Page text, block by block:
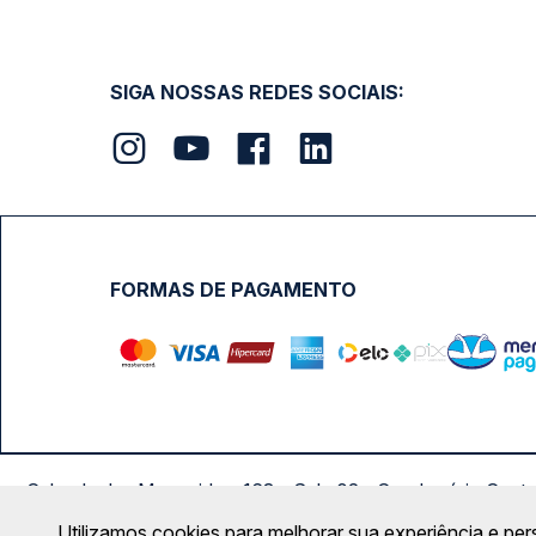
SIGA NOSSAS REDES SOCIAIS:
FORMAS DE PAGAMENTO
Calçada das Margaridas, 163 - Sala 02 - Condomínio